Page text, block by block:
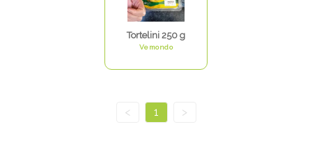
Tortelini 250 g
Vemondo
< 1 >